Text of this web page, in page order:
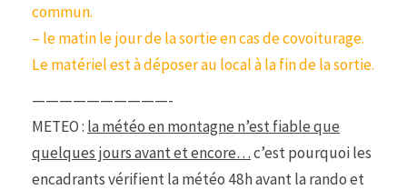
commun.
– le matin le jour de la sortie en cas de covoiturage.
Le matériel est à déposer au local à la fin de la sortie.
——————————-
METEO : la météo en montagne n’est fiable que
quelques jours avant et encore…c’est pourquoi les
encadrants vérifient la météo 48h avant la rando et